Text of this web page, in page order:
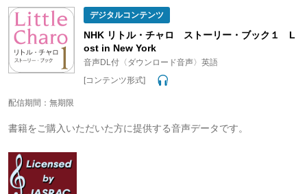
デジタルコンテンツ
NHK リトル・チャロ ストーリー・ブック１ L
ost in New York
音声DL付〈ダウンロード音声〉英語
[コンテンツ形式]
配信期間：無期限
書籍をご購入いただいた方に提供する音声データです。